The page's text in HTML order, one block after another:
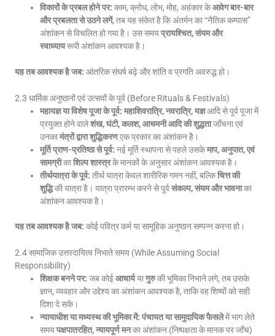
विकारों के प्रबल होने पर: काम, क्रोध, लोभ, मोह, अहंकार केआवेग बार-बार
और प्रबलता से उठने लगें, तब यह संकेत है कि अंतर्मन का “नैतिक कम्पास”
अंशांकन से विचलित हो गया है। उस समयप्रायश्चित, संयम और
स्वाध्यायरूपी अंशांकन आवश्यक है।
यह तब आवश्यक है जब: आंतरिक संघर्ष बढ़े और शांति व प्रगति अवरुद्ध हो।
2.3 धार्मिक अनुष्ठानों एवं उत्सवों के पूर्व (Before Rituals & Festivals)
महायज्ञ या विशेष पूजा के पूर्व: महाशिवरात्रि, नवरात्रि, यज्ञआदि से पूर्व पूजा में
प्रयुक्त होने वालेशंख, घंटी, कलश, आचमनी आदि की शुद्धताजाँचना एवं
उनकामंत्रों द्वारा शुद्धिकरणएक प्रकार का अंशांकन है।
मूर्ति प्राण-प्रतिष्ठा से पूर्व: नई मूर्ति स्थापना से पहले उसकेमाप, अनुपात, एवं
सामग्रीकाशिल्प शास्त्रके मानकों के अनुसार अंशांकन आवश्यक है।
तीर्थयात्रा के पूर्व: तीर्थ यात्रा केवल शारीरिक गमन नहीं, बल्किचित्त की
शुद्धिकी यात्रा है। यात्रा प्रारम्भ करने से पूर्वसंकल्प, संयम और भावनाका
अंशांकन आवश्यक है।
यह तब आवश्यक है जब: कोई पवित्र कर्म या सामूहिक अनुष्ठान सम्पन्न करना हो।
2.4 सामाजिक उत्तरदायित्व निभाते समय (While Assuming Social
Responsibility)
शिक्षक बनने पर: जब कोईआचार्ययागुरुकी भूमिका निभाने लगे, तब उसके
ज्ञान, व्यवहार और उद्देश्य का अंशांकन आवश्यक है, ताकि वह शिष्यों को सही
दिशा दे सके।
न्यायाधीश या मध्यस्थ की भूमिका में: पंचायत या सामुदायिक फैसलेमें भाग लेते
समयपक्षपातरहित, न्यायपूर्ण मनका अंशांकन (निष्पक्षता के मानक पर जाँच)